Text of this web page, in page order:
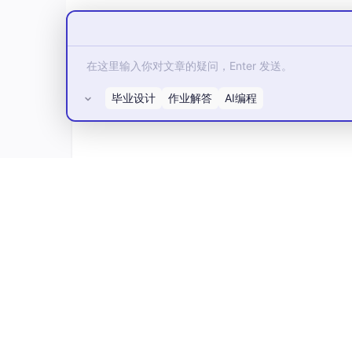
常用校验规则
为了方便我们还是定义一个validation.js文件
自定义rules时外层的message高于callback中
毕业设计 作业解答 AI编程